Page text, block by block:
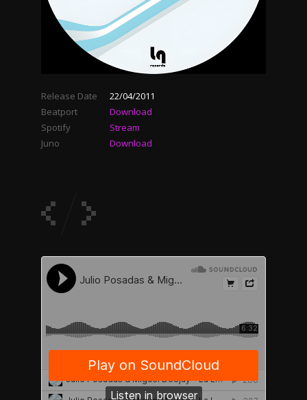
Release Date
22/04/2011
Beatport
Download
Spotify
Stream
Juno
Download